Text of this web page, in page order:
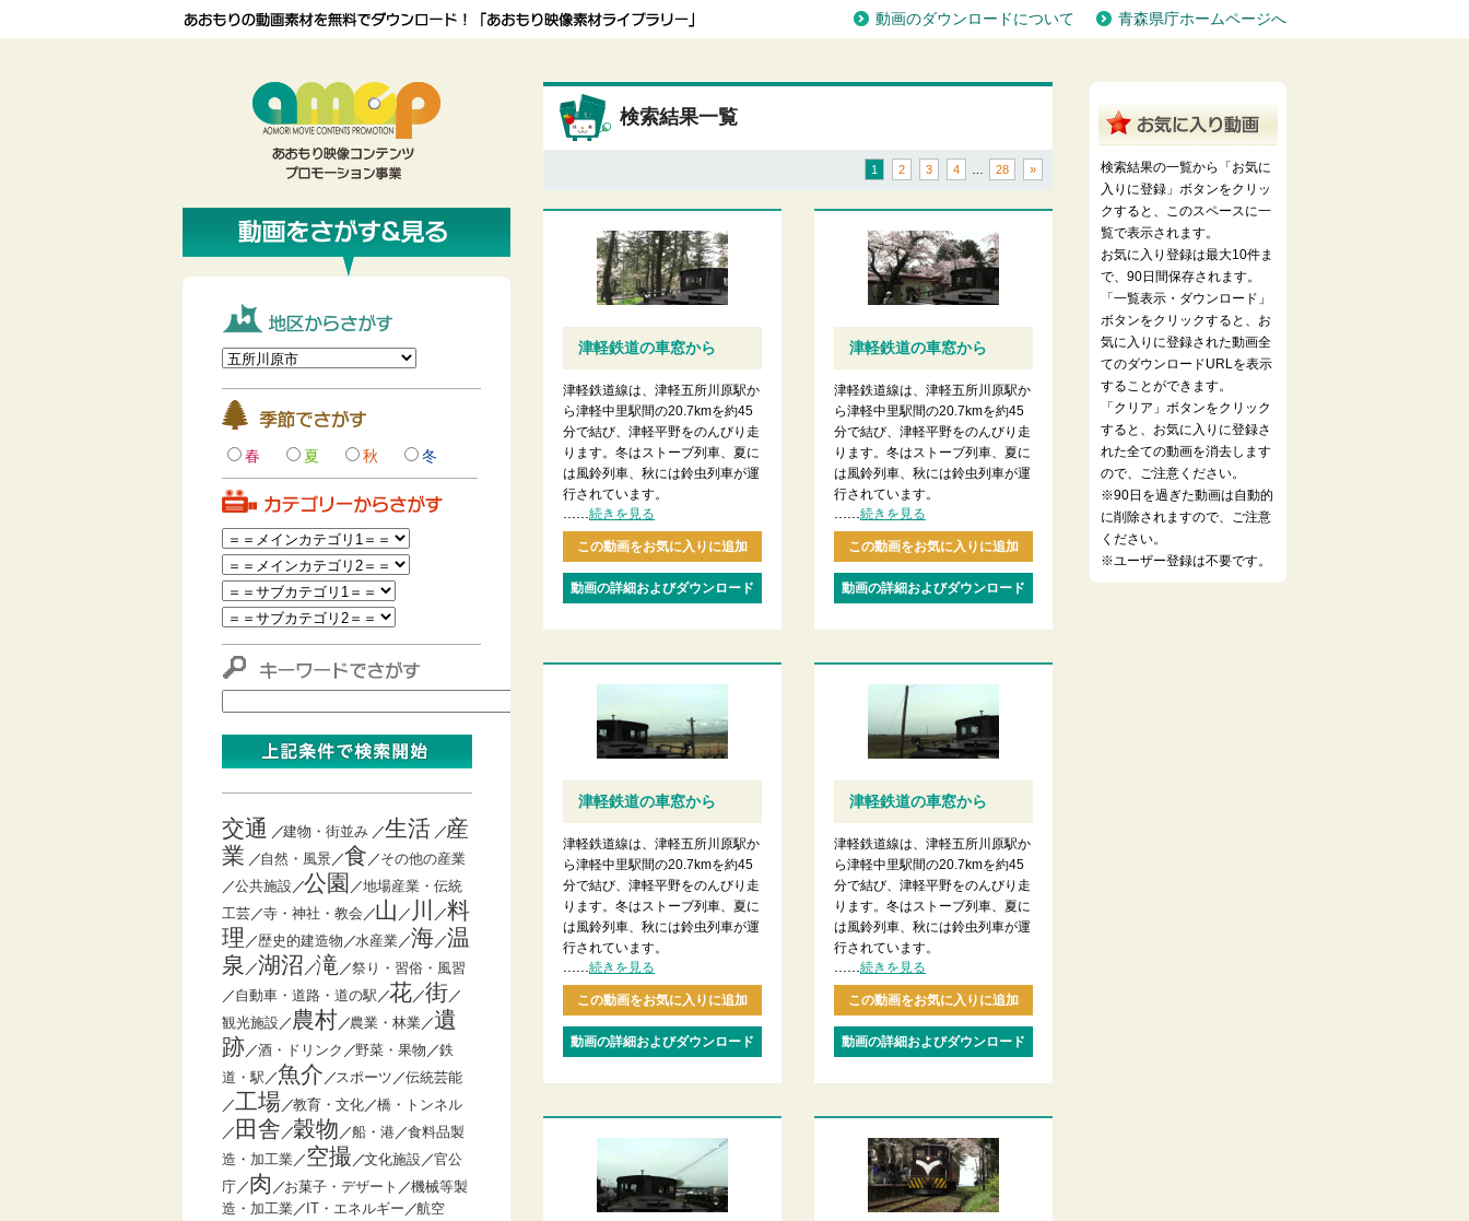
動画のダウンロードについて 青森県庁ホームページへ
春 夏 秋 冬
交通 ／建物・街並み ／生活／産
業 ／自然・風景／食 ／その他の産業
／公共施設／公園 ／地場産業・伝統
工芸／寺・神社・教会 ／山 ／ 川 ／料
理 ／歴史的建造物 ／水産業／海／温
泉 ／湖沼 ／滝 ／祭り・習俗・風習
／自動車・道路・道の駅 ／花／街／
観光施設／ 農村／農業・林業／遺
跡／酒・ドリンク ／野菜・果物 ／鉄
道・駅 ／魚介 ／スポーツ ／伝統芸能
／工場／教育・文化／橋・トンネル
／ 田舎 ／穀物 ／船・港／食料品製
造・加工業／空撮 ／文化施設／官公
庁／肉 ／お菓子・デザート ／機械等製
造・加工業／ IT・エネルギー ／航空
検索結果一覧
1 2 3 4 28 »
津軽鉄道の車窓から
津軽鉄道線は、津軽五所川原駅か
ら津軽中里駅間の20.7kmを約45
分で結び、津軽平野をのんびり走
ります。冬はストーブ列車、夏に
は風鈴列車、秋には鈴虫列車が運
行されています。
続きを見る
この動画をお気に入りに追加
動画の詳細およびダウンロード
津軽鉄道の車窓から
津軽鉄道線は、津軽五所川原駅か
ら津軽中里駅間の20.7kmを約45
分で結び、津軽平野をのんびり走
ります。冬はストーブ列車、夏に
は風鈴列車、秋には鈴虫列車が運
行されています。
続きを見る
この動画をお気に入りに追加
動画の詳細およびダウンロード
津軽鉄道の車窓から
津軽鉄道線は、津軽五所川原駅か
ら津軽中里駅間の20.7kmを約45
分で結び、津軽平野をのんびり走
ります。冬はストーブ列車、夏に
は風鈴列車、秋には鈴虫列車が運
行されています。
続きを見る
この動画をお気に入りに追加
動画の詳細およびダウンロード
津軽鉄道の車窓から
津軽鉄道線は、津軽五所川原駅か
ら津軽中里駅間の20.7kmを約45
分で結び、津軽平野をのんびり走
ります。冬はストーブ列車、夏に
は風鈴列車、秋には鈴虫列車が運
行されています。
続きを見る
この動画をお気に入りに追加
動画の詳細およびダウンロード
検索結果の一覧から「お気に
入りに登録」ボタンをクリッ
クすると、このスペースに一
覧で表示されます。
お気に入り登録は最大10件ま
で、90日間保存されます。
「一覧表示・ダウンロード」
ボタンをクリックすると、お
気に入りに登録された動画全
てのダウンロードURLを表示
することができます。
「クリア」ボタンをクリック
すると、お気に入りに登録さ
れた全ての動画を消去します
ので、ご注意ください。
※90日を過ぎた動画は自動的
に削除されますので、ご注意
ください。
※ユーザー登録は不要です。